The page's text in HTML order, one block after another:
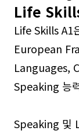
Life
Life Skills A1
European
Languages,
Speaking 능
Speaking 및